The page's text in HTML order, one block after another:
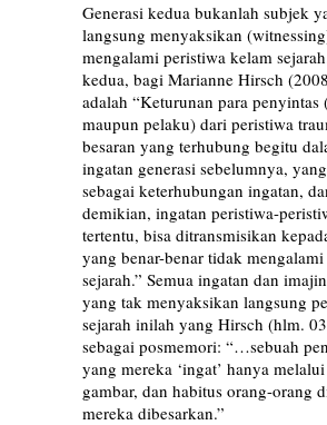
Generasi kedua bukanlah subjek
langsung menyaksikan
mengalami peristiwa kelam
kedua, bagi Marianne Hirsch
adalah “Keturunan para penyintas
maupun pelaku) dari peristiwa
besaran yang terhubung begitu
ingatan generasi sebelumnya,
sebagai keterhubungan ingatan,
demikian, ingatan peristiwa-
tertentu, bisa ditransmisikan
yang benar-benar tidak
sejarah.” Semua ingatan dan
yang tak menyaksikan langsung
sejarah inilah yang Hirsch (hlm.
sebagai posmemori: “…sebuah
yang mereka ‘ingat’ hanya
gambar, dan habitus orang-orang
mereka dibesarkan.”